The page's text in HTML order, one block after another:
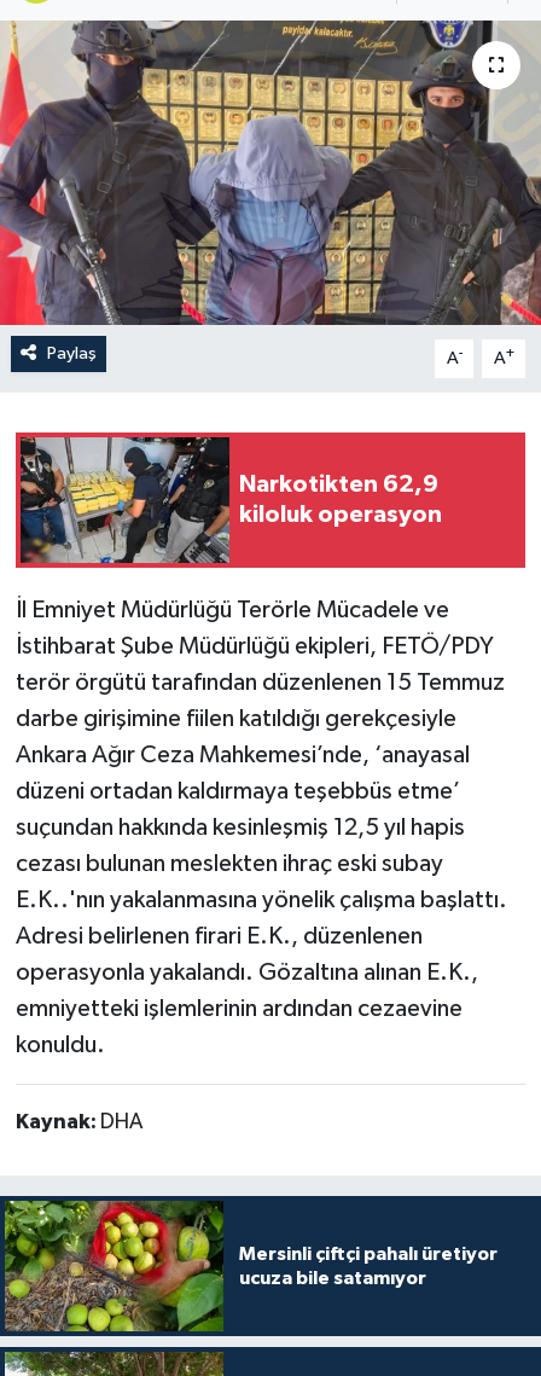
Paylaş A- A+
Narkotikten 62,9
kiloluk operasyon
İl Emniyet Müdürlüğü Terörle Mücadele ve
İstihbarat Şube Müdürlüğü ekipleri, FETÖ/PDY
terör örgütü tarafından düzenlenen 15 Temmuz
darbe girişimine fiilen katıldığı gerekçesiyle
Ankara Ağır Ceza Mahkemesi’nde, ‘anayasal
düzeni ortadan kaldırmaya teşebbüs etme’
suçundan hakkında kesinleşmiş 12,5 yıl hapis
cezası bulunan meslekten ihraç eski subay
E.K..'nın yakalanmasına yönelik çalışma başlattı.
Adresi belirlenen firari E.K., düzenlenen
operasyonla yakalandı. Gözaltına alınan E.K.,
emniyetteki işlemlerinin ardından cezaevine
konuldu.
Kaynak: DHA
Mersinli çiftçi pahalı üretiyor
ucuza bile satamıyor